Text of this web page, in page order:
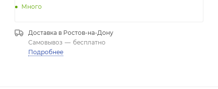
Много
Доставка в Ростов-на-Дону
Самовывоз — бесплатно
Подробнее